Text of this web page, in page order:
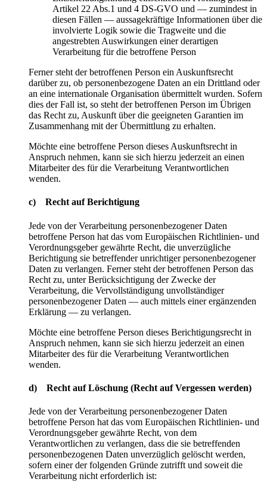
Artikel 22 Abs.1 und 4 DS-GVO und — zumindest in
diesen Fällen — aussagekräftige Informationen über die
involvierte Logik sowie die Tragweite und die
angestrebten Auswirkungen einer derartigen
Verarbeitung für die betroffene Person
Ferner steht der betroffenen Person ein Auskunftsrecht
darüber zu, ob personenbezogene Daten an ein Drittland oder
an eine internationale Organisation übermittelt wurden. Sofern
dies der Fall ist, so steht der betroffenen Person im Übrigen
das Recht zu, Auskunft über die geeigneten Garantien im
Zusammenhang mit der Übermittlung zu erhalten.
Möchte eine betroffene Person dieses Auskunftsrecht in
Anspruch nehmen, kann sie sich hierzu jederzeit an einen
Mitarbeiter des für die Verarbeitung Verantwortlichen
wenden.
c) Recht auf Berichtigung
Jede von der Verarbeitung personenbezogener Daten
betroffene Person hat das vom Europäischen Richtlinien- und
Verordnungsgeber gewährte Recht, die unverzügliche
Berichtigung sie betreffender unrichtiger personenbezogener
Daten zu verlangen. Ferner steht der betroffenen Person das
Recht zu, unter Berücksichtigung der Zwecke der
Verarbeitung, die Vervollständigung unvollständiger
personenbezogener Daten — auch mittels einer ergänzenden
Erklärung — zu verlangen.
Möchte eine betroffene Person dieses Berichtigungsrecht in
Anspruch nehmen, kann sie sich hierzu jederzeit an einen
Mitarbeiter des für die Verarbeitung Verantwortlichen
wenden.
d) Recht auf Löschung (Recht auf Vergessen werden)
Jede von der Verarbeitung personenbezogener Daten
betroffene Person hat das vom Europäischen Richtlinien- und
Verordnungsgeber gewährte Recht, von dem
Verantwortlichen zu verlangen, dass die sie betreffenden
personenbezogenen Daten unverzüglich gelöscht werden,
sofern einer der folgenden Gründe zutrifft und soweit die
Verarbeitung nicht erforderlich ist: